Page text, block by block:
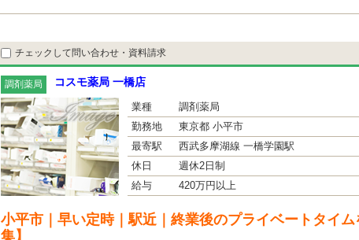
チェックして問い合わせ・資料請求
調剤薬局 コスモ薬局 一橋店
業種
調剤薬局
勤務地
東京都 小平市
最寄駅
西武多摩湖線 一橋学園駅
休日
週休2日制
給与
420万円以上
小平市｜早い定時｜駅近｜終業後のプライベートタイ
集】